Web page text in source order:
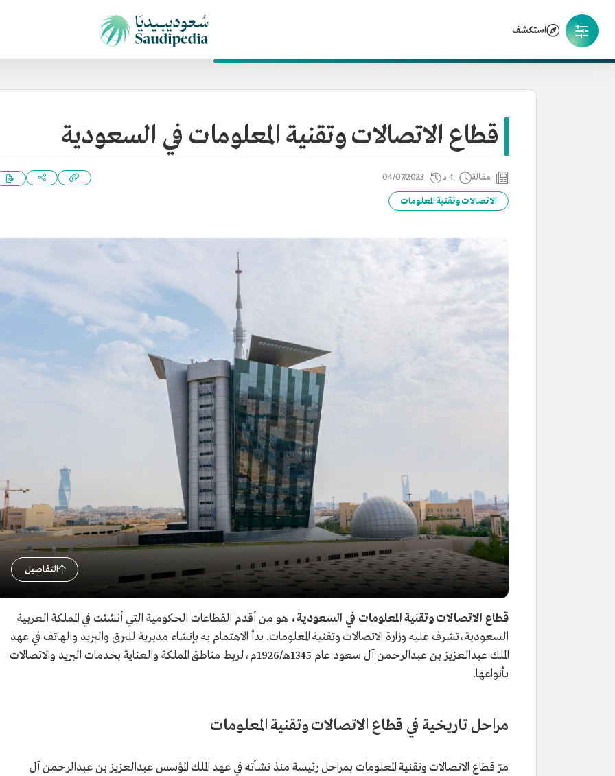
استكشف
قطاع الاتصالات وتقنية المعلومات في السعودية
مقالة 4 د 04/07/2023
الاتصالات وتقنية المعلومات
التفاصيل
قطاع الاتصالات وتقنية المعلومات في السعودية، هو من أقدم القطاعات الحكومية التي أنشئت في المملكة العربية
السعودية،تشرف عليه وزارة الاتصالات وتقنية المعلومات. بدأ الاهتمام به بإنشاء مديرية للبرق والبريد والهاتف في عهد
الملك عبدالعزيز بن عبدالرحمن آل سعود عام 1345هـ/1926م،لربط مناطق المملكة والعناية بخدمات البريد والاتصالات
بأنواعها.
مراحل تاريخية في قطاع الاتصالات وتقنية المعلومات
مرّ قطاع الاتصالات وتقنية المعلومات بمراحل رئيسة منذ نشأته في عهد الملك المؤسس عبدالعزيز بن عبدالرحمن آل